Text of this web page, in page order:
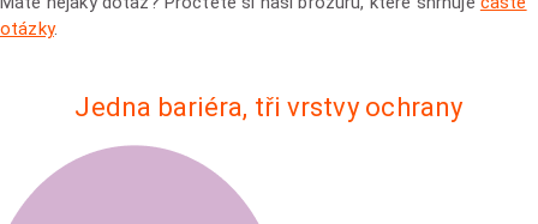
otázky.
Jedna bariéra, tři vrstvy ochrany